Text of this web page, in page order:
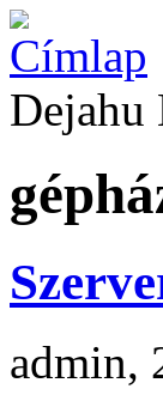
Dejahu
admin,